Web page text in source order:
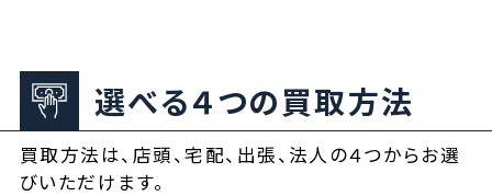
選べる４つの買取方法
買取方法は、店頭、宅配、出張、法人の４つからお選
びいただけます。